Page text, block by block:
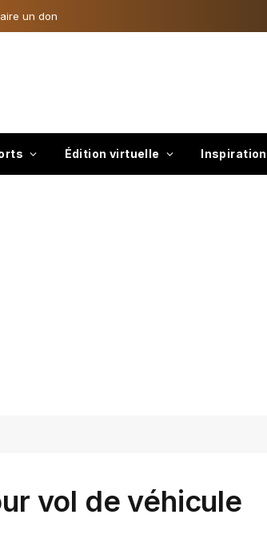
un don
Édition virtuelle Inspiration
vol de véhicule